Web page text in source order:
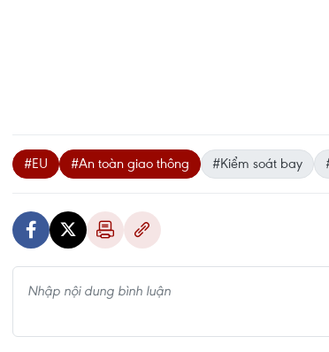
#EU #An toàn giao thông #Kiểm soát bay